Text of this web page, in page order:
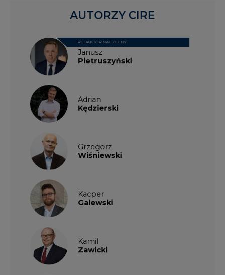
Janusz
Pietruszyński
REDAKTOR NACZELNY
Adrian
Kędzierski
Grzegorz
Wiśniewski
Kacper
Galewski
Kamil
Zawicki
AUTORZY CIRE